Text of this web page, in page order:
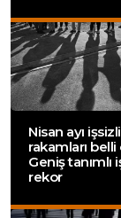
Nisan ayı
rakamları
Geniş tanımlı
rekor